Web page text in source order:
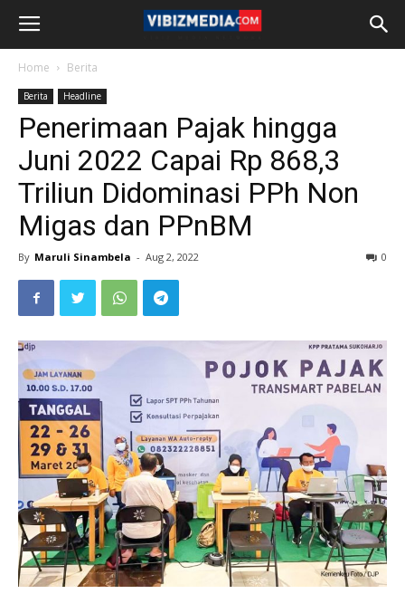
Home Berita
Berita Headline
Penerimaan Pajak hingga
Juni 2022 Capai Rp 868,3
Triliun Didominasi PPh Non
Migas dan PPnBM
By Maruli Sinambela - Aug 2, 2022 0